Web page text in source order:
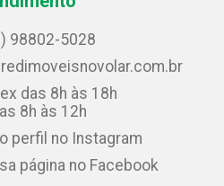
98802-5028
das 8h às 18h
8h às 12h
perfil no Instagram
página no Facebook